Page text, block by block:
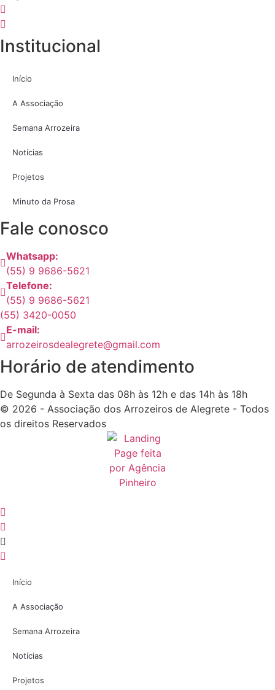
Institucional
Início
A Associação
Semana Arrozeira
Notícias
Projetos
Minuto da Prosa
Fale conosco
Whatsapp:
(55) 9 9686-5621
Telefone:
(55) 9 9686-5621
(55) 3420-0050
E-mail:
arrozeirosdealegrete@gmail.com
Horário de atendimento
De Segunda à Sexta das 08h às 12h e das 14h às 18h
© 2026 - Associação dos Arrozeiros de Alegrete - Todos
os direitos Reservados
Início
A Associação
Semana Arrozeira
Notícias
Projetos